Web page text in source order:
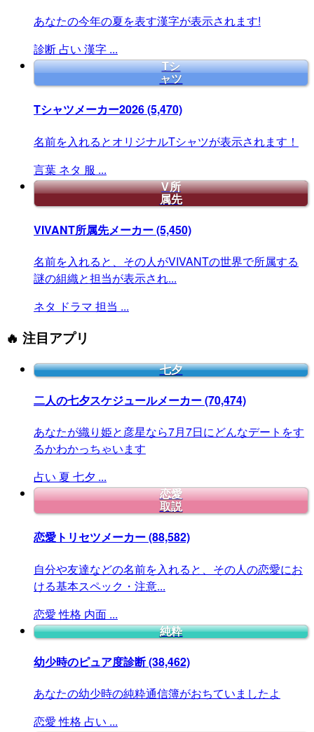
あなたの今年の夏を表す漢字が表示されます!
診断 占い 漢字 ...
Tシ
ャツ
Tシャツメーカー2026(5,470)
名前を入れるとオリジナルTシャツが表示されます！
言葉 ネタ 服 ...
V所
属先
VIVANT所属先メーカー(5,450)
名前を入れると、その人がVIVANTの世界で所属する
謎の組織と担当が表示され...
ネタ ドラマ 担当 ...
🔥 注目アプリ
七夕
二人の七夕スケジュールメーカー(70,474)
あなたが織り姫と彦星なら7月7日にどんなデートをす
るかわかっちゃいます
占い 夏 七夕 ...
恋愛
取説
恋愛トリセツメーカー(88,582)
自分や友達などの名前を入れると、その人の恋愛にお
ける基本スペック・注意...
恋愛 性格 内面 ...
純粋
幼少時のピュア度診断(38,462)
あなたの幼少時の純粋通信簿がおちていましたよ
恋愛 性格 占い ...